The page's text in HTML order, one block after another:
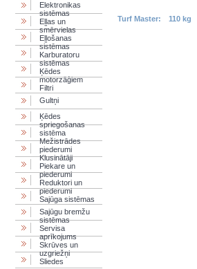
Elektronikas
sistēmas
Eļļas un
smērvielas
Eļļošanas
sistēmas
Karburatoru
sistēmas
Ķēdes
motorzāģiem
Filtri
Gultņi
Ķēdes
spriegošanas
sistēma
Mežistrādes
piederumi
Klusinātāji
Piekare un
piederumi
Reduktori un
piederumi
Sajūga sistēmas
Sajūgu bremžu
sistēmas
Servisa
aprīkojums
Skrūves un
uzgriežņi
Sliedes
Turf Master: 110 kg